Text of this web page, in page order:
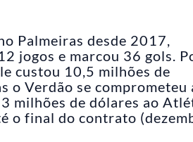
Palmeiras desde 2017,
jogos e marcou 36 gols.
custou 10,5 milhões de
o Verdão se comprometeu
milhões de dólares ao
o final do contrato